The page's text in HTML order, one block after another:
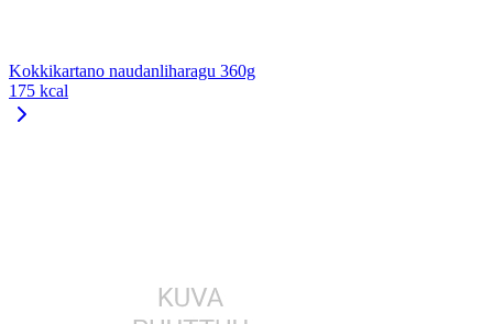
Kokkikartano naudanliharagu 360g
175 kcal